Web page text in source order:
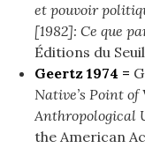
et pouvoir
[1982]: Ce que
Éditions du
Geertz 1974 =
Native’s Point
Anthropological
the American